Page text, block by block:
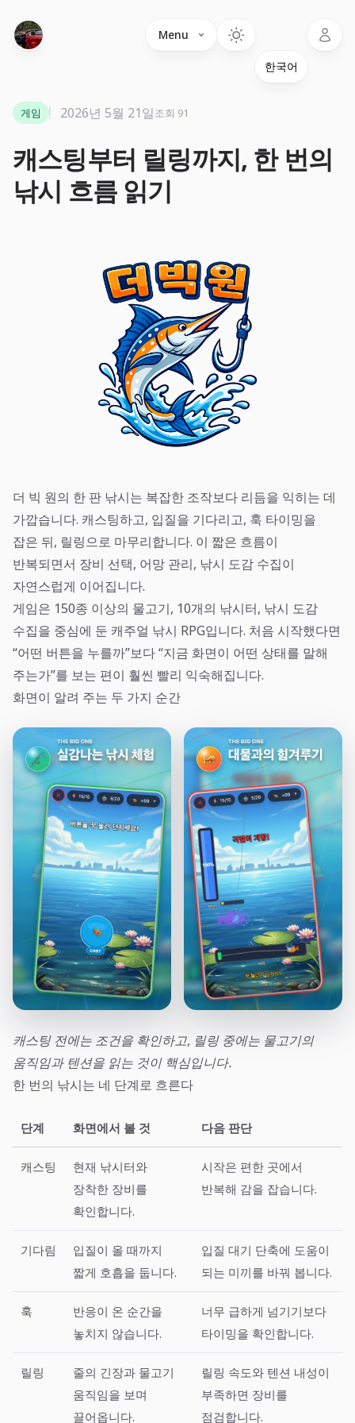
Menu
캐스팅부터 릴링까지, 한 번의
낚시 흐름 읽기
게임 2026년 5월 21일조회 91
더 빅 원의 한 판 낚시는 복잡한 조작보다 리듬을 익히는 데
가깝습니다. 캐스팅하고, 입질을 기다리고, 훅 타이밍을
잡은 뒤, 릴링으로 마무리합니다. 이 짧은 흐름이
반복되면서 장비 선택, 어망 관리, 낚시 도감 수집이
자연스럽게 이어집니다.
게임은 150종 이상의 물고기, 10개의 낚시터, 낚시 도감
수집을 중심에 둔 캐주얼 낚시 RPG입니다. 처음 시작했다면
“어떤 버튼을 누를까”보다 “지금 화면이 어떤 상태를 말해
주는가”를 보는 편이 훨씬 빨리 익숙해집니다.
화면이 알려 주는 두 가지 순간
캐스팅 전에는 조건을 확인하고, 릴링 중에는 물고기의
움직임과 텐션을 읽는 것이 핵심입니다.
한 번의 낚시는 네 단계로 흐른다
단계 화면에서 볼 것 다음 판단
캐스팅
현재 낚시터와
장착한 장비를
확인합니다.
시작은 편한 곳에서
반복해 감을 잡습니다.
기다림
입질이 올 때까지
짧게 호흡을 둡니다.
입질 대기 단축에 도움이
되는 미끼를 바꿔 봅니다.
훅
반응이 온 순간을
놓치지 않습니다.
너무 급하게 넘기기보다
타이밍을 확인합니다.
릴링
줄의 긴장과 물고기
움직임을 보며
끌어옵니다.
릴링 속도와 텐션 내성이
부족하면 장비를
점검합니다.